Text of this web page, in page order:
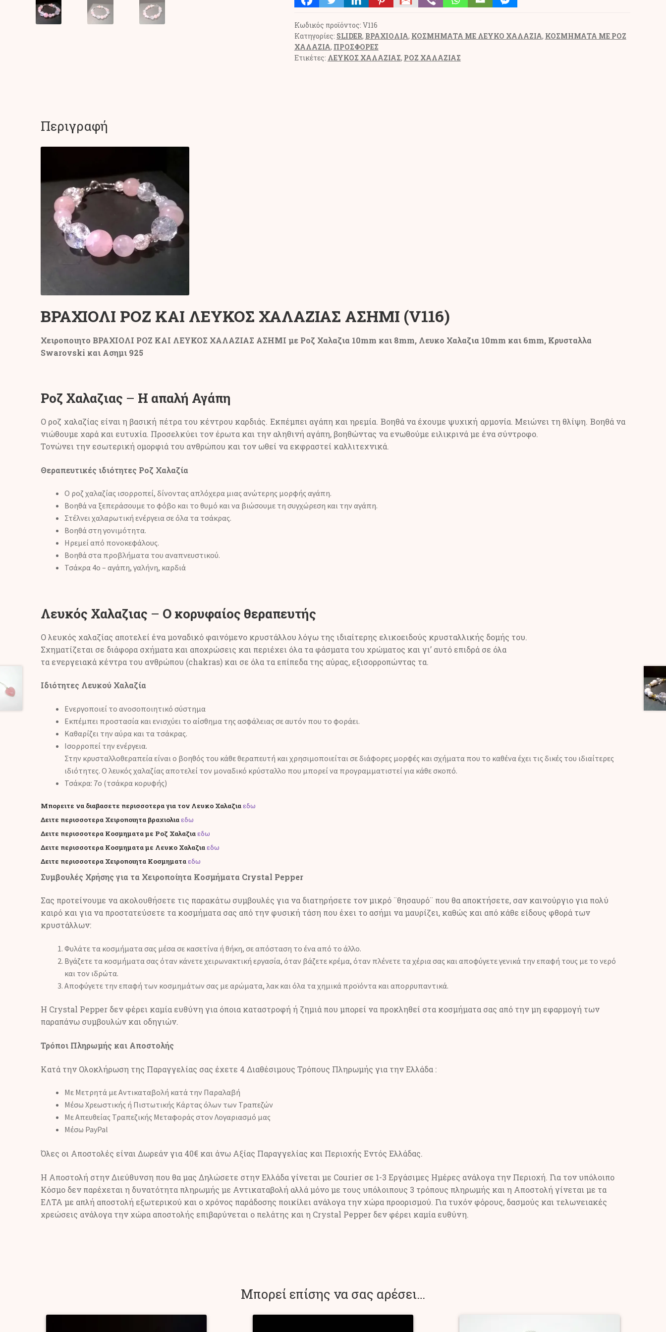
ΧΑΛΑΖΙΑΣ
(V116)
ποσότητα
Κωδικός προϊόντος: V116
Κατηγορίες: SLIDER, ΒΡΑΧΙΟΛΙΑ, ΚΟΣΜΗΜΑΤΑ ΜΕ ΛΕΥΚΟ ΧΑΛΑΖΙΑ, ΚΟΣΜΗΜΑΤΑ ΜΕ ΡΟΖ
ΧΑΛΑΖΙΑ, ΠΡΟΣΦΟΡΕΣ
Ετικέτες: ΛΕΥΚΟΣ ΧΑΛΑΖΙΑΣ, ΡΟΖ ΧΑΛΑΖΙΑΣ
Περιγραφή
ΒΡΑΧΙΟΛΙ ΡΟΖ ΚΑΙ ΛΕΥΚΟΣ ΧΑΛΑΖΙΑΣ ΑΣΗΜΙ (V116)
Χειροποιητο ΒΡΑΧΙΟΛΙ ΡΟΖ ΚΑΙ ΛΕΥΚΟΣ ΧΑΛΑΖΙΑΣ ΑΣΗΜΙ με Ροζ Χαλαζια 10mm και 8mm, Λευκο Χαλαζια 10mm και 6mm, Κρυσταλλα
Swarovski και Aσημι 925
Ροζ Χαλαζιας – Η απαλή Αγάπη
Ο ροζ χαλαζίας είναι η βασική πέτρα του κέντρου καρδιάς. Εκπέμπει αγάπη και ηρεμία. Βοηθά να έχουμε ψυχική αρμονία. Μειώνει τη θλίψη. Βοηθά να
νιώθουμε χαρά και ευτυχία. Προσελκύει τον έρωτα και την αληθινή αγάπη, βοηθώντας να ενωθούμε ειλικρινά με ένα σύντροφο.
Τονώνει την εσωτερική ομορφιά του ανθρώπου και τον ωθεί να εκφραστεί καλλιτεχνικά.
Θεραπευτικές ιδιότητες Ροζ Χαλαζία
Ο ροζ χαλαζίας ισορροπεί, δίνοντας απλόχερα μιας ανώτερης μορφής αγάπη.
Βοηθά να ξεπεράσουμε το φόβο και το θυμό και να βιώσουμε τη συγχώρεση και την αγάπη.
Στέλνει χαλαρωτική ενέργεια σε όλα τα τσάκρας.
Βοηθά στη γονιμότητα.
Ηρεμεί από πονοκεφάλους.
Βοηθά στα προβλήματα του αναπνευστικού.
Τσάκρα 4ο – αγάπη, γαλήνη, καρδιά
Λευκός Χαλαζιας – Ο κορυφαίος θεραπευτής
Ο λευκός χαλαζίας αποτελεί ένα μοναδικό φαινόμενο κρυστάλλου λόγω της ιδιαίτερης ελικοειδούς κρυσταλλικής δομής του.
Σχηματίζεται σε διάφορα σχήματα και αποχρώσεις και περιέχει όλα τα φάσματα του χρώματος και γι’ αυτό επιδρά σε όλα
τα ενεργειακά κέντρα του ανθρώπου (chakras) και σε όλα τα επίπεδα της αύρας, εξισορροπώντας τα.
Ιδιότητες Λευκού Χαλαζία
Ενεργοποιεί το ανοσοποιητικό σύστημα
Εκπέμπει προστασία και ενισχύει το αίσθημα της ασφάλειας σε αυτόν που το φοράει.
Καθαρίζει την αύρα και τα τσάκρας.
Ισορροπεί την ενέργεια.
Στην κρυσταλλοθεραπεία είναι ο βοηθός του κάθε θεραπευτή και χρησιμοποιείται σε διάφορες μορφές και σχήματα που το καθένα έχει τις δικές του ιδιαίτερες
ιδιότητες. Ο λευκός χαλαζίας αποτελεί τον μοναδικό κρύσταλλο που μπορεί να προγραμματιστεί για κάθε σκοπό.
Τσάκρα: 7ο (τσάκρα κορυφής)
Μπορειτε να διαβασετε περισσοτερα για τον Λευκο Χαλαζια εδω
Δειτε περισσοτερα Χειροποιητα βραχιολια εδω
Δειτε περισσοτερα Κοσμηματα με Ροζ Χαλαζια εδω
Δειτε περισσοτερα Κοσμηματα με Λευκο Χαλαζια εδω
Δειτε περισσοτερα Χειροποιητα Κοσμηματα εδω
Συμβουλές Χρήσης για τα Χειροποίητα Κοσμήματα Crystal Pepper
Σας προτείνουμε να ακολουθήσετε τις παρακάτω συμβουλές για να διατηρήσετε τον μικρό ¨θησαυρό¨ που θα αποκτήσετε, σαν καινούργιο για πολύ
καιρό και για να προστατεύσετε τα κοσμήματα σας από την φυσική τάση που έχει το ασήμι να μαυρίζει, καθώς και από κάθε είδους φθορά των
κρυστάλλων:
Φυλάτε τα κοσμήματα σας μέσα σε κασετίνα ή θήκη, σε απόσταση το ένα από το άλλο.
Βγάζετε τα κοσμήματα σας όταν κάνετε χειρωνακτική εργασία, όταν βάζετε κρέμα, όταν πλένετε τα χέρια σας και αποφύγετε γενικά την επαφή τους με το νερό
και τον ιδρώτα.
Αποφύγετε την επαφή των κοσμημάτων σας με αρώματα, λακ και όλα τα χημικά προϊόντα και απορρυπαντικά.
Η Crystal Pepper δεν φέρει καμία ευθύνη για όποια καταστροφή ή ζημιά που μπορεί να προκληθεί στα κοσμήματα σας από την μη εφαρμογή των
παραπάνω συμβουλών και οδηγιών.
Τρόποι Πληρωμής και Αποστολής
Κατά την Ολοκλήρωση της Παραγγελίας σας έχετε 4 Διαθέσιμους Τρόπους Πληρωμής για την Ελλάδα :
Με Μετρητά με Αντικαταβολή κατά την Παραλαβή
Μέσω Χρεωστικής ή Πιστωτικής Κάρτας όλων των Τραπεζών
Με Απευθείας Τραπεζικής Μεταφοράς στον Λογαριασμό μας
Μέσω PayPal
Όλες οι Αποστολές είναι Δωρεάν για 40€ και άνω Αξίας Παραγγελίας και Περιοχής Εντός Ελλάδας.
Η Αποστολή στην Διεύθυνση που θα μας Δηλώσετε στην Ελλάδα γίνεται με Courier σε 1-3 Εργάσιμες Ημέρες ανάλογα την Περιοχή. Για τον υπόλοιπο
Κόσμο δεν παρέχεται η δυνατότητα πληρωμής με Αντικαταβολή αλλά μόνο με τους υπόλοιπους 3 τρόπους πληρωμής και η Αποστολή γίνεται με τα
ΕΛΤΑ με απλή αποστολή εξωτερικού και ο χρόνος παράδοσης ποικίλει ανάλογα την χώρα προορισμού. Για τυχόν φόρους, δασμούς και τελωνειακές
χρεώσεις ανάλογα την χώρα αποστολής επιβαρύνεται ο πελάτης και η Crystal Pepper δεν φέρει καμία ευθύνη.
Μπορεί επίσης να σας αρέσει…